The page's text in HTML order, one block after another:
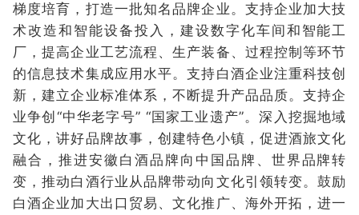
梯度培育，打造一批知名品牌企业。支持企业加大技
术改造和智能设备投入，建设数字化车间和智能工
厂，提高企业工艺流程、生产装备、过程控制等环节
的信息技术集成应用水平。支持白酒企业注重科技创
新，建立企业标准体系，不断提升产品品质。支持企
业争创“中华老字号” “国家工业遗产”。深入挖掘地域
文化，讲好品牌故事，创建特色小镇，促进酒旅文化
融合，推进安徽白酒品牌向中国品牌、世界品牌转
变，推动白酒行业从品牌带动向文化引领转变。鼓励
白酒企业加大出口贸易、文化推广、海外开拓，进一